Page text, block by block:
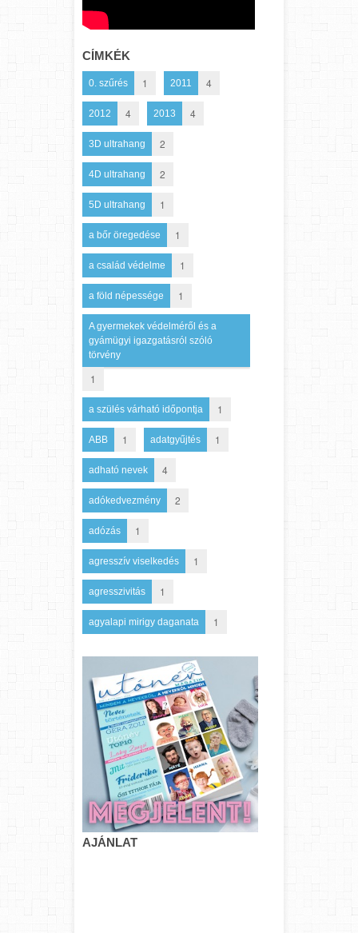
CÍMKÉK
0. szűrés 1 2011 4
2012 4 2013 4
3D ultrahang 2
4D ultrahang 2
5D ultrahang 1
a bőr öregedése 1
a család védelme 1
a föld népessége 1
A gyermekek védelméről és a
gyámügyi igazgatásról szóló
törvény
1
a szülés várható időpontja 1
ABB 1 adatgyűjtés 1
adható nevek 4
adókedvezmény 2
adózás 1
agresszív viselkedés 1
agresszivitás 1
agyalapi mirigy daganata 1
AJÁNLAT